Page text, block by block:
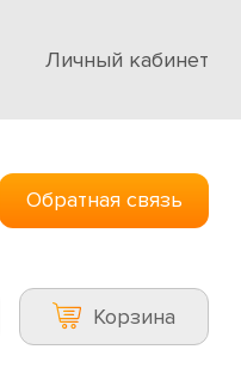
Личный кабинет
Обратная связь
Корзина